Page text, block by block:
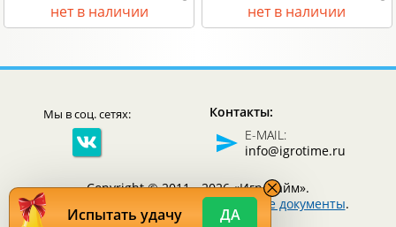
нет в наличии нет в наличии
Мы в соц. сетях:
Контакты:
E-MAIL:
info@igrotime.ru
Copyright © 2011 - 2026 «Игротайм».
Юридические документы.
Испытать удачу ДА